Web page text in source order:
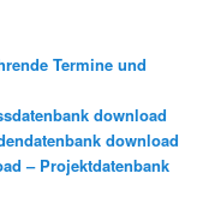
Termine und
download
download
– Projektdatenbank